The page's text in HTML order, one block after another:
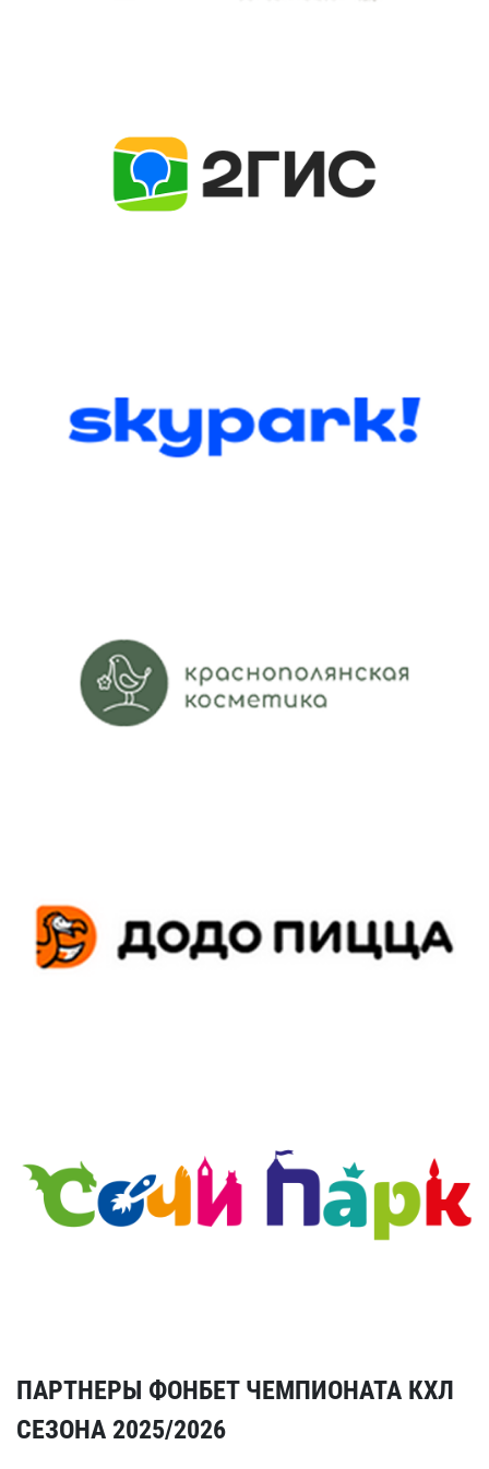
ПАРТНЕРЫ ФОНБЕТ ЧЕМПИОНАТА КХЛ
СЕЗОНА 2025/2026